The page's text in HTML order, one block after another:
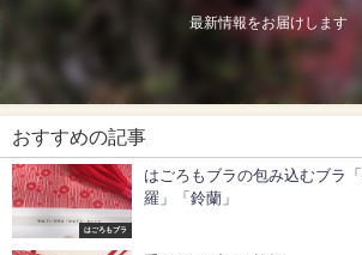
最新情報をお届けします
おすすめの記事
はごろもブラ
はごろもブラの包み込むブラ
羅」「鈴蘭」